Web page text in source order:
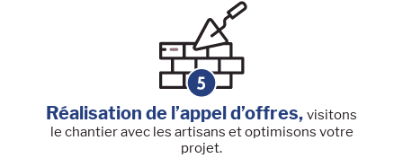
Réalisation de l’appel d’offres, visitons
le chantier avec les artisans et optimisons votre
projet.